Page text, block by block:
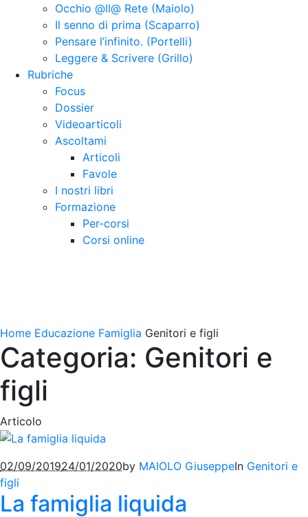
Occhio @ll@ Rete (Maiolo)
Il senno di prima (Scaparro)
Pensare l’infinito. (Portelli)
Leggere & Scrivere (Grillo)
Rubriche
Focus
Dossier
Videoarticoli
Ascoltami
Articoli
Favole
I nostri libri
Formazione
Per-corsi
Corsi online
Home Educazione Famiglia Genitori e figli
Categoria: Genitori e
figli
Articolo
02/09/201924/01/2020by MAIOLO GiuseppeIn Genitori e
figli
La famiglia liquida